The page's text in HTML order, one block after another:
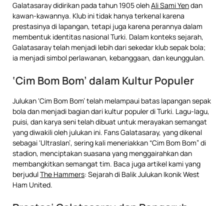
Galatasaray didirikan pada tahun 1905 olehAli Sami Yendan
kawan-kawannya. Klub ini tidak hanya terkenal karena
prestasinya di lapangan, tetapi juga karena perannya dalam
membentuk identitas nasional Turki. Dalam konteks sejarah,
Galatasaray telah menjadi lebih dari sekedar klub sepak bola;
ia menjadi simbol perlawanan, kebanggaan, dan keunggulan.
‘Cim Bom Bom’ dalam Kultur Populer
Julukan ‘Cim Bom Bom’ telah melampaui batas lapangan sepak
bola dan menjadi bagian dari kultur populer di Turki. Lagu-lagu,
puisi, dan karya seni telah dibuat untuk merayakan semangat
yang diwakili oleh julukan ini. Fans Galatasaray, yang dikenal
sebagai ‘Ultraslan’, sering kali meneriakkan “Cim Bom Bom” di
stadion, menciptakan suasana yang menggairahkan dan
membangkitkan semangat tim. Baca juga artikel kami yang
berjudulThe Hammers: Sejarah di Balik Julukan Ikonik West
Ham United.